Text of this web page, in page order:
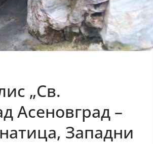
„Св.
Асеновград –
Западни